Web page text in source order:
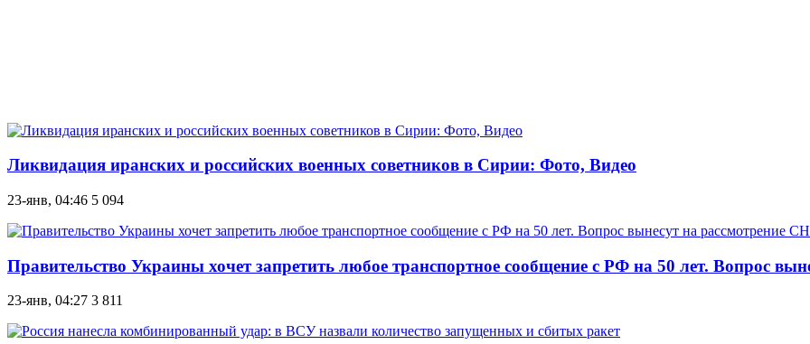
Ликвидация иранских и российских военных советников в Сирии: Фото, Видео
23-янв, 04:46 5 094
Правительство Украины хочет запретить любое транспортное сообщение с РФ на 50 лет. Вопрос
23-янв, 04:27 3 811